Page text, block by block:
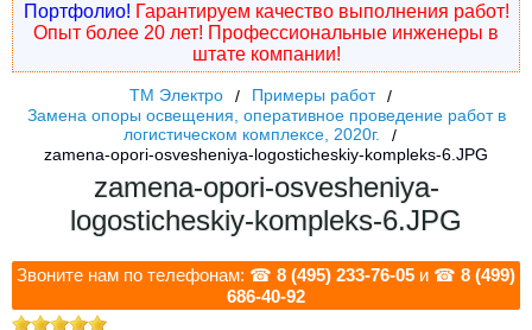
Портфолио! Гарантируем качество выполнения работ!
Опыт более 20 лет! Профессиональные инженеры в
штате компании!
ТМ Электро
Примеры работ
Замена опоры освещения, оперативное проведение работ в
логистическом комплексе, 2020г.
zamena-opori-osvesheniya-logosticheskiy-kompleks-6.JPG
zamena-opori-osvesheniya-
logosticheskiy-kompleks-6.JPG
Звоните нам по телефонам: ☎ 8 (495) 233-76-05 и ☎ 8 (499)
686-40-92